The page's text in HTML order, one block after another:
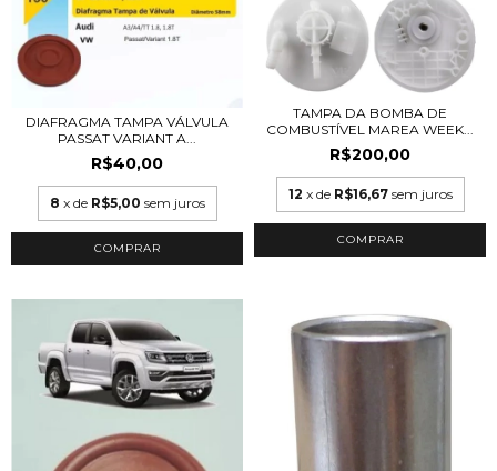
DIAFRAGMA TAMPA VÁLVULA
PASSAT VARIANT A...
R$40,00
8 x de R$5,00 sem juros
TAMPA DA BOMBA DE
COMBUSTÍVEL MAREA WEEK...
R$200,00
12 x de R$16,67 sem juros